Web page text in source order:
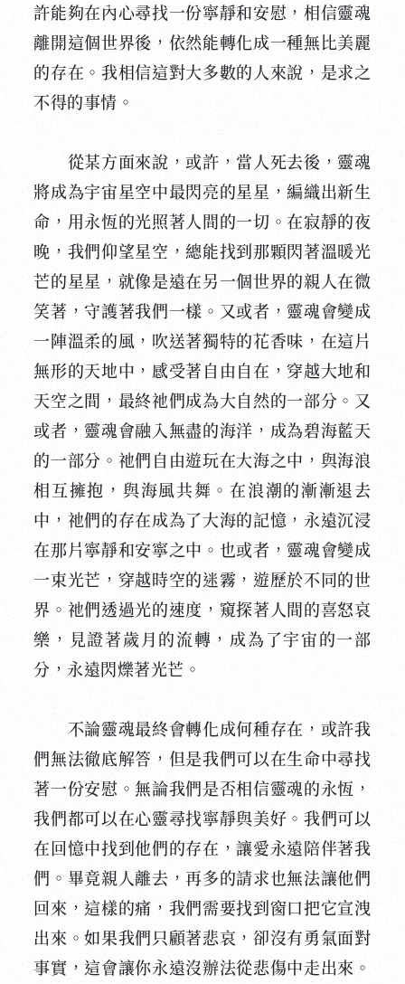
許能夠在內心尋找一份寧靜和安慰，相信靈魂
離開這個世界後，依然能轉化成一種無比美麗
的存在。我相信這對大多數的人來說，是求之
不得的事情。
從某方面來說，或許，當人死去後，靈魂
將成為宇宙星空中最閃亮的星星，編織出新生
命，用永恆的光照著人間的一切。在寂靜的夜
晚，我們仰望星空，總能找到那顆閃著溫暖光
芒的星星，就像是遠在另一個世界的親人在微
笑著，守護著我們一樣。又或者，靈魂會變成
一陣溫柔的風，吹送著獨特的花香味，在這片
無形的天地中，感受著自由自在，穿越大地和
天空之間，最終祂們成為大自然的一部分。又
或者，靈魂會融入無盡的海洋，成為碧海藍天
的一部分。祂們自由遊玩在大海之中，與海浪
相互擁抱，與海風共舞。在浪潮的漸漸退去
中，祂們的存在成為了大海的記憶，永遠沉浸
在那片寧靜和安寧之中。也或者，靈魂會變成
一束光芒，穿越時空的迷霧，遊歷於不同的世
界。祂們透過光的速度，窺探著人間的喜怒哀
樂，見證著歲月的流轉，成為了宇宙的一部
分，永遠閃爍著光芒。
不論靈魂最終會轉化成何種存在，或許我
們無法徹底解答，但是我們可以在生命中尋找
著一份安慰。無論我們是否相信靈魂的永恆，
我們都可以在心靈尋找寧靜與美好。我們可以
在回憶中找到他們的存在，讓愛永遠陪伴著我
們。畢竟親人離去，再多的請求也無法讓他們
回來，這樣的痛，我們需要找到窗口把它宣洩
出來。如果我們只顧著悲哀，卻沒有勇氣面對
事實，這會讓你永遠沒辦法從悲傷中走出來。